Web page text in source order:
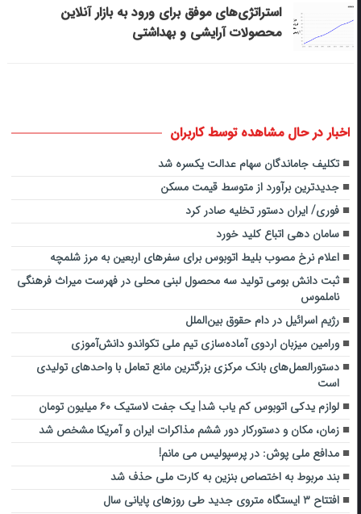
استراتژی‌های موفق برای ورود به بازار آنلاین
محصولات آرایشی و بهداشتی
اخبار در حال مشاهده توسط کاربران
تکلیف جاماندگان سهام عدالت یکسره شد
جدیدترین برآورد از متوسط قیمت مسکن
فوری/ ایران دستور تخلیه صادر کرد
سامان دهی اتباع کلید خورد
اعلام نرخ مصوب بلیط اتوبوس برای سفرهای اربعین به مرز شلمچه
ثبت دانش بومی تولید سه محصول لبنی محلی در فهرست میراث فرهنگی
ناملموس
رژیم اسرائیل در دام حقوق بین‌الملل
ورامین میزبان اردوی آماده‌سازی تیم ملی تکواندو دانش‌آموزی
دستورالعمل‌های بانک مرکزی بزرگترین مانع تعامل با واحدهای تولیدی
است
لوازم یدکی اتوبوس کم یاب شد| یک جفت لاستیک ۶۰ میلیون تومان
زمان، مکان و دستورکار دور ششم مذاکرات ایران و آمریکا مشخص شد
مدافع ملی پوش: در پرسپولیس می مانم!
بند مربوط به اختصاص بنزین به کارت ملی حذف شد
افتتاح ۳ ایستگاه متروی جدید طی روزهای پایانی سال